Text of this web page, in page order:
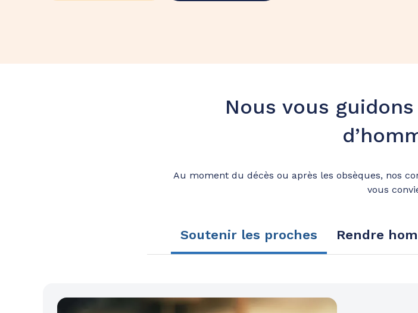
Nous vous
Au moment du décès ou après les obsèques, nos
vous
Soutenir les proches Rendre